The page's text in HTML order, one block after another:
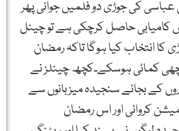
عباسی کی جوڑی دو فلمیں جوانی پھر
کامیابی حاصل کرچکی ہے تو چینل
کا انتخاب کیا ہوگا تاکہ رمضان
کمائی ہوسکے۔کچھ چینلز نے
کے بجائے سنجیدہ میزبانوں سے
کروائی اور اس رمضان